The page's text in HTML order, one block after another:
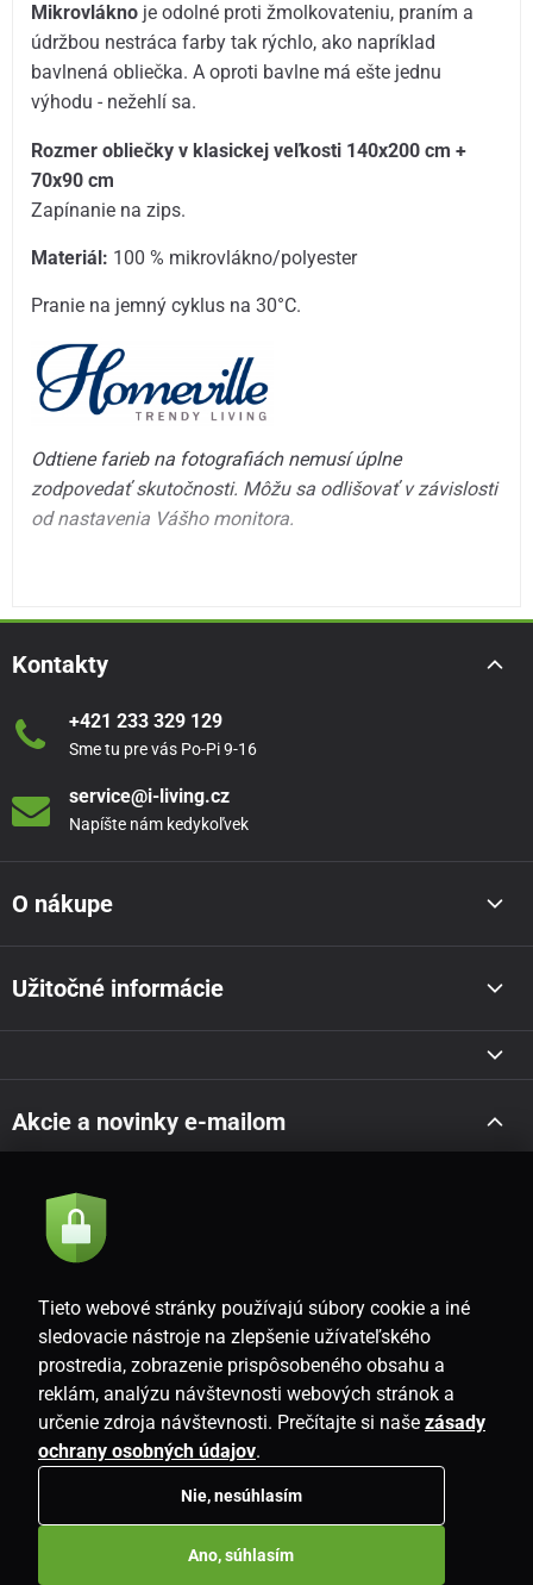
Mikrovlákno je odolné proti žmolkovateniu, praním a
údržbou nestráca farby tak rýchlo, ako napríklad
bavlnená obliečka. A oproti bavlne má ešte jednu
výhodu - nežehlí sa.
Rozmer obliečky v klasickej veľkosti 140x200 cm +
70x90 cm
Zapínanie na zips.
Materiál: 100 % mikrovlákno/polyester
Pranie na jemný cyklus na 30°C.
Odtiene farieb na fotografiách nemusí úplne
zodpovedať skutočnosti. Môžu sa odlišovať v závislosti
od nastavenia Vášho monitora.
Kontakty
+421 233 329 129
Sme tu pre vás Po-Pi 9-16
service@i-living.cz
Napíšte nám kedykoľvek
O nákupe
Užitočné informácie
Akcie a novinky e-mailom
Súhlasím so
SK
www.i-living.sk
Tieto webové stránky používajú súbory cookie a iné
sledovacie nástroje na zlepšenie užívateľského
prostredia, zobrazenie prispôsobeného obsahu a
reklám, analýzu návštevnosti webových stránok a
určenie zdroja návštevnosti. Prečítajte si naše zásady
ochrany osobných údajov.
Nie, nesúhlasím
Ano, súhlasím